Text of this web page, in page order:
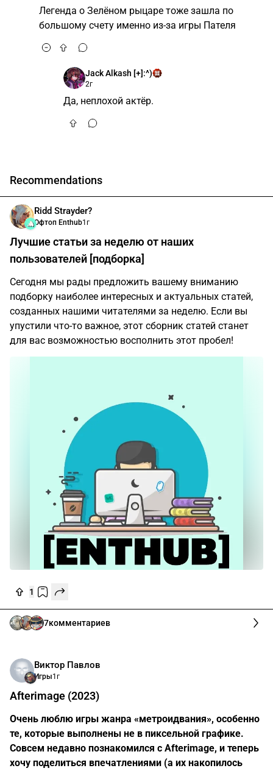
Легенда о Зелёном рыцаре тоже зашла по
большому счету именно из-за игры Пателя
Jack Alkash [+]:^)
2г
Да, неплохой актёр.
Recommendations
Ridd Strayder?
Офтоп Enthub1г
Лучшие статьи за неделю от наших
пользователей [подборка]
Сегодня мы рады предложить вашему вниманию
подборку наиболее интересных и актуальных статей,
созданных нашими читателями за неделю. Если вы
упустили что-то важное, этот сборник статей станет
для вас возможностью восполнить этот пробел!
1
7комментариев
Виктор Павлов
Игры1г
Afterimage (2023)
Очень люблю игры жанра «метроидвания», особенно
те, которые выполнены не в пиксельной графике.
Совсем недавно познакомился с Afterimage, и теперь
хочу поделиться впечатлениями (а их накопилось